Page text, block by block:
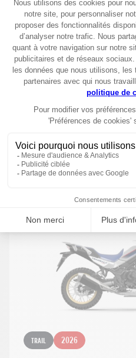
2026
XL750 Transalp 35kW 2026
Garantie 6 ans
Trail 2026